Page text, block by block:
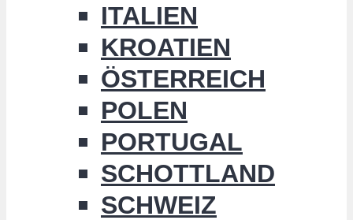
ITALIEN
KROATIEN
ÖSTERREICH
POLEN
PORTUGAL
SCHOTTLAND
SCHWEIZ